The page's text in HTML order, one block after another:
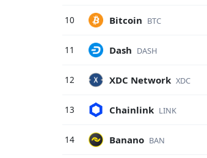
10 Bitcoin BTC
11 Dash DASH
12 XDC Network XDC
13 Chainlink LINK
14 Banano BAN